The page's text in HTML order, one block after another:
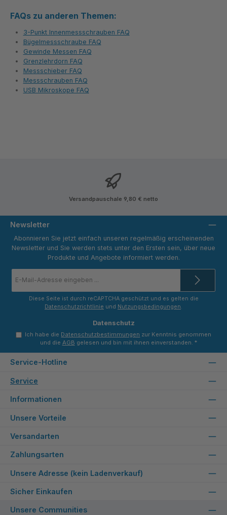
FAQs zu anderen Themen:
3-Punkt Innenmessschrauben FAQ
Bügelmessschraube FAQ
Gewinde Messen FAQ
Grenzlehrdorn FAQ
Messschieber FAQ
Messschrauben FAQ
USB Mikroskope FAQ
Versandpauschale 9,80 € netto
Newsletter
Abonnieren Sie jetzt einfach unseren regelmäßig erscheinenden
Newsletter und Sie werden stets unter den Ersten sein, über neue
Produkte und Angebote informiert werden.
Mail-
*
Diese Seite ist durch reCAPTCHA geschützt und es gelten die
Datenschutzrichtlinie und Nutzungsbedingungen.
Datenschutz
Ich habe die Datenschutzbestimmungen zur Kenntnis genommen
und die AGB gelesen und bin mit ihnen einverstanden. *
Service-Hotline
Service
Informationen
Unsere Vorteile
Versandarten
Zahlungsarten
Unsere Adresse (kein Ladenverkauf)
Sicher Einkaufen
Unsere Communities